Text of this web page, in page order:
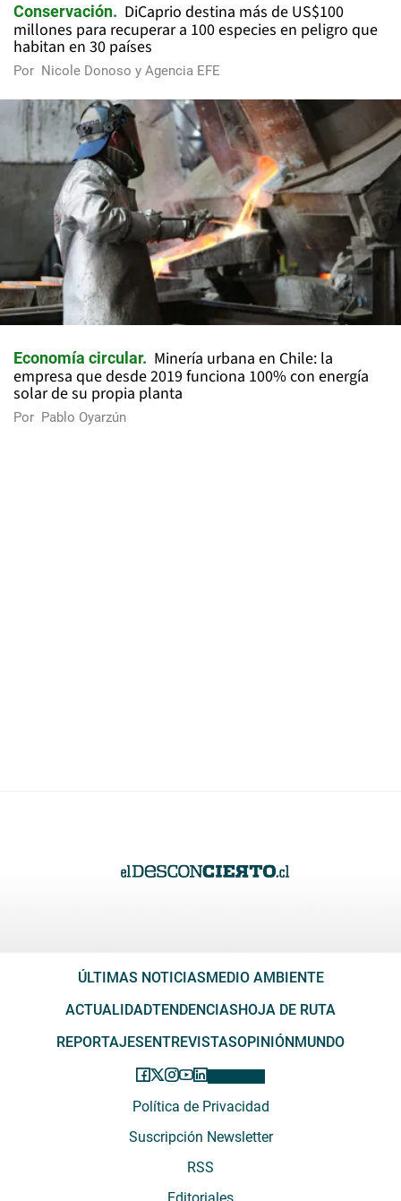
Conservación
DiCaprio destina más de US$100
millones para recuperar a 100 especies en peligro que
habitan en 30 países
Por Nicole Donoso y Agencia EFE
Economía circular
Minería urbana en Chile: la
empresa que desde 2019 funciona 100% con energía
solar de su propia planta
Por Pablo Oyarzún
ÚLTIMAS NOTICIAS MEDIO AMBIENTE
ACTUALIDADTENDENCIAS HOJA DE RUTA
REPORTAJES ENTREVISTASOPINIÓN MUNDO
Política de Privacidad
Suscripción Newsletter
RSS